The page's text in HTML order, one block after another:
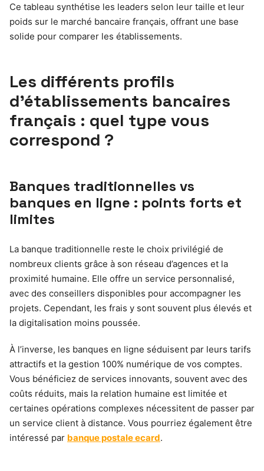
Ce tableau synthétise les leaders selon leur taille et leur
poids sur le marché bancaire français, offrant une base
solide pour comparer les établissements.
Les différents profils
d’établissements bancaires
français : quel type vous
correspond ?
Banques traditionnelles vs
banques en ligne : points forts et
limites
La banque traditionnelle reste le choix privilégié de
nombreux clients grâce à son réseau d’agences et la
proximité humaine. Elle offre un service personnalisé,
avec des conseillers disponibles pour accompagner les
projets. Cependant, les frais y sont souvent plus élevés et
la digitalisation moins poussée.
À l’inverse, les banques en ligne séduisent par leurs tarifs
attractifs et la gestion 100% numérique de vos comptes.
Vous bénéficiez de services innovants, souvent avec des
coûts réduits, mais la relation humaine est limitée et
certaines opérations complexes nécessitent de passer par
un service client à distance. Vous pourriez également être
intéressé par banque postale ecard.